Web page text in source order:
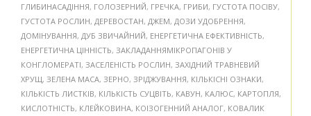
ГЛИБИНАСАДІННЯ, ГОЛОЗЕРНИЙ, ГРЕЧКА, ГРИБИ, ГУСТОТА ПОСІВУ,
ГУСТОТА РОСЛИН, ДЕРЕВОСТАН, ДЖЕМ, ДОЗИ УДОБРЕННЯ,
ДОМІНУВАННЯ, ДУБ ЗВИЧАЙНИЙ, ЕНЕРГЕТИЧНА ЕФЕКТИВНІСТЬ,
ЕНЕРГЕТИЧНА ЦІННІСТЬ, ЗАКЛАДАННЯМІКРОПАГОНІВ У
КОНГЛОМЕРАТІ, ЗАСЕЛЕНІСТЬ РОСЛИН, ЗАХІДНИЙ ТРАВНЕВИЙ
ХРУЩ, ЗЕЛЕНА МАСА, ЗЕРНО, ЗРІДЖУВАННЯ, КІЛЬКІСНІ ОЗНАКИ,
КІЛЬКІСТЬ ЛИСТКІВ, КІЛЬКІСТЬ СУЦВІТЬ, КАВУН, КАЛЮС, КАРТОПЛЯ,
КИСЛОТНІСТЬ, КЛЕЙКОВИНА, КОІЗОГЕННИЙ АНАЛОГ, КОВАЛИК